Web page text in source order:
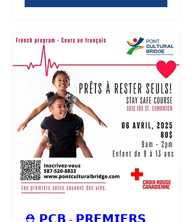
⛑ 𝗣𝗖𝗕 - 𝗣𝗥𝗘𝗠𝗜𝗘𝗥𝗦